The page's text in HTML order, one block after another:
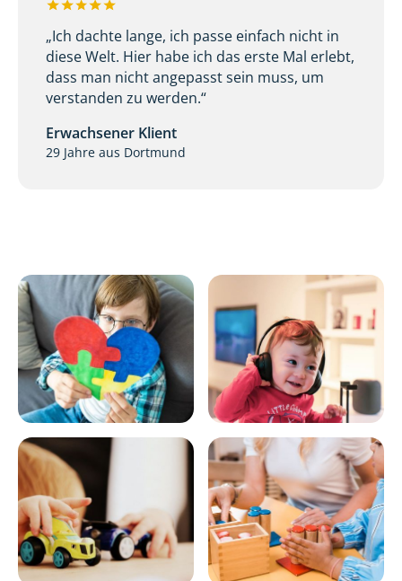
„Ich dachte lange, ich passe einfach nicht in
diese Welt. Hier habe ich das erste Mal erlebt,
dass man nicht angepasst sein muss, um
verstanden zu werden.“
Erwachsener Klient
29 Jahre aus Dortmund